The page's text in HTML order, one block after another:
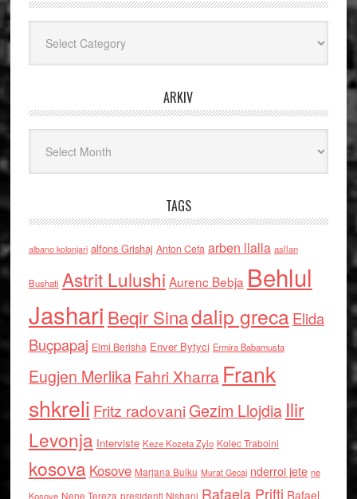
ARKIV
TAGS
albano kolonjari alfons Grishaj Anton Cefa arben llalla asllan
Bushati Astrit Lulushi Aurenc Bebja Behlul
Jashari Beqir Sinadalip grecaElida
Buçpapaj Elmi Berisha Enver Bytyci Ermira Babamusta
Eugjen MerlikaFahri Xharra Frank
shkreli Fritz radovaniGezim Llojdia Ilir
Levonja Interviste Keze Kozeta Zylo Kolec Traboini
kosova Kosove Marjana Bulku Murat Gecaj nderroi jete ne
Kosove Nene Tereza presidenti Nishani Rafaela Prifti Rafael